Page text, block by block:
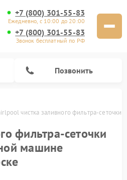
+7 (800) 301-55-83
Ежедневно, с 10:00 до 20:00
+7 (800) 301-55-83
Звонок бесплатный по РФ
Позвонить
чистка заливного фильтра-сеточки
фильтра-сеточки
машине